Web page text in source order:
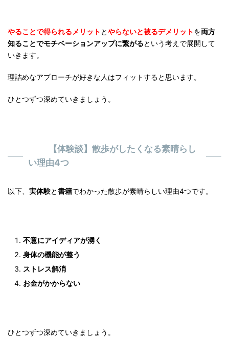
やることで得られるメリット とやらないと被るデメリットを両方
知ることでモチベーションアップに繋がるという考えで展開して
いきます。
理詰めなアプローチが好きな人はフィットすると思います。
ひとつずつ深めていきましょう。
【体験談】散歩がしたくなる素晴らし
い理由4つ
以下、 実体験と書籍でわかった散歩が素晴らしい理由4つです。
不意にアイディアが湧く
身体の機能が整う
ストレス解消
お金がかからない
ひとつずつ深めていきましょう。